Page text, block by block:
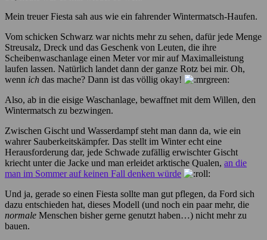
Mein treuer Fiesta sah aus wie ein fahrender Wintermatsch-Haufen.
Vom schicken Schwarz war nichts mehr zu sehen, dafür jede Menge
Streusalz, Dreck und das Geschenk von Leuten, die ihre
Scheibenwaschanlage einen Meter vor mir auf Maximalleistung
laufen lassen. Natürlich landet dann der ganze Rotz bei mir. Oh,
wenn ich das mache? Dann ist das völlig okay!
Also, ab in die eisige Waschanlage, bewaffnet mit dem Willen, den
Wintermatsch zu bezwingen.
Zwischen Gischt und Wasserdampf steht man dann da, wie ein
wahrer Sauberkeitskämpfer. Das stellt im Winter echt eine
Herausforderung dar, jede Schwade zufällig erwischter Gischt
kriecht unter die Jacke und man erleidet arktische Qualen, an die
man im Sommer auf keinen Fall denken würde
Und ja, gerade so einen Fiesta sollte man gut pflegen, da Ford sich
dazu entschieden hat, dieses Modell (und noch ein paar mehr, die
normale Menschen bisher gerne genutzt haben…) nicht mehr zu
bauen.